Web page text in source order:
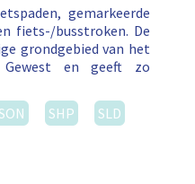
gemarkeerde
fiets-/busstroken. De
grondgebied van het
Gewest en geeft zo
SHP
SLD